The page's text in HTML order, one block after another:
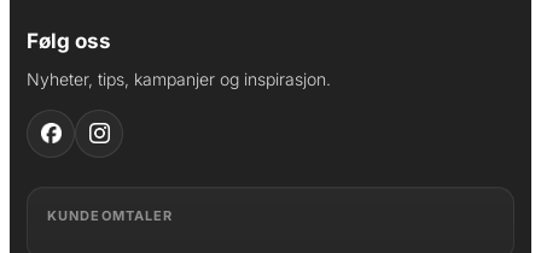
Følg oss
Nyheter, tips, kampanjer og inspirasjon.
KUNDEOMTALER